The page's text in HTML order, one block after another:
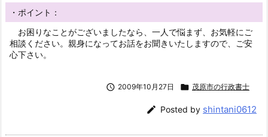
・ポイント：
お困りなことがございましたなら、一人で悩まず、お気軽にご
相談ください。親身になってお話をお聞きいたしますので、ご安
心下さい。
 2009年10月27日  茂原市の行政書士
 Posted by shintani0612